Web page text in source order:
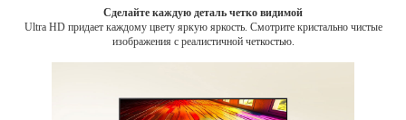
Сделайте каждую деталь четко видимой
Ultra HD придает каждому цвету яркую яркость. Смотрите кристально чистые
изображения с реалистичной четкостью.